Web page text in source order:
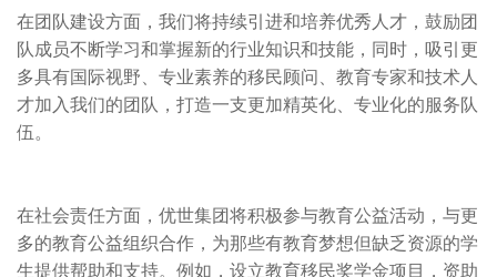
在团队建设方面，我们将持续引进和培养优秀人才，鼓励团
队成员不断学习和掌握新的行业知识和技能，同时，吸引更
多具有国际视野、专业素养的移民顾问、教育专家和技术人
才加入我们的团队，打造一支更加精英化、专业化的服务队
伍。
在社会责任方面，优世集团将积极参与教育公益活动，与更
多的教育公益组织合作，为那些有教育梦想但缺乏资源的学
生提供帮助和支持。例如，设立教育移民奖学金项目，资助